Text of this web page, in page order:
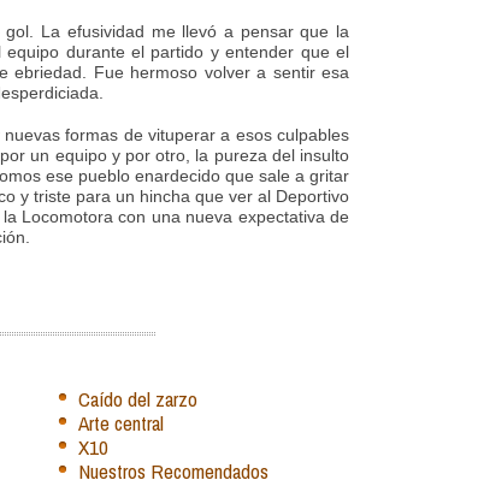
La efusividad me llevó a pensar que la
durante el partido y entender que el
ebriedad. Fue hermoso volver a sentir esa
formas de vituperar a esos culpables
un equipo y por otro, la pureza del insulto
ese pueblo enardecido que sale a gritar
y triste para un hincha que ver al Deportivo
Locomotora con una nueva expectativa de
Caído del zarzo
Arte central
X10
Nuestros Recomendados